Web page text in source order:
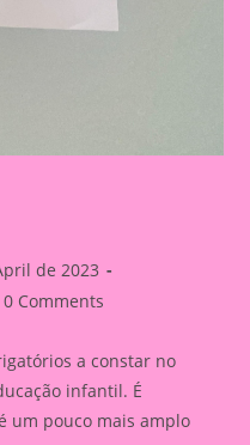
de 2023
0 Comments
a constar no
infantil. É
um pouco mais amplo